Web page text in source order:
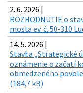
2. 6. 2026 |
ROZHODNUTIE o
mosta ev. č. 50-310
14. 5. 2026 |
Stavba „Strategické
oznámenie o začatí
obmedzeného
(184,7 kB)